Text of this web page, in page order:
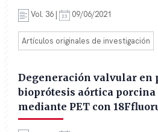
Vol. 36 | 09/06/2021
Artículos originales de investigación
Degeneración valvular en
bioprótesis aórtica porcina
mediante PET con